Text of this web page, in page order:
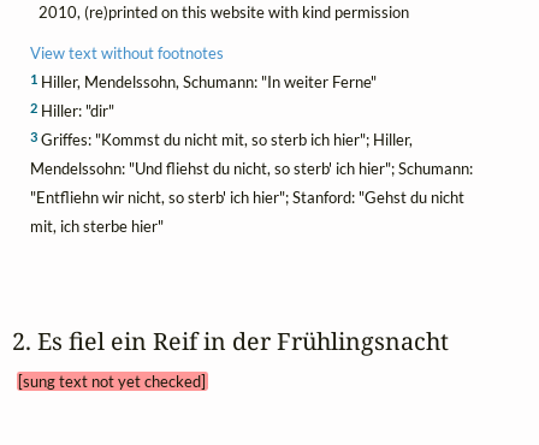
2010, (re)printed on this website with kind permission
View text without footnotes
1Hiller, Mendelssohn, Schumann: "In weiter Ferne"
2Hiller: "dir"
3Griffes: "Kommst du nicht mit, so sterb ich hier"; Hiller,
Mendelssohn: "Und fliehst du nicht, so sterb' ich hier"; Schumann:
"Entfliehn wir nicht, so sterb' ich hier"; Stanford: "Gehst du nicht
mit, ich sterbe hier"
2. Es fiel ein Reif in der Frühlingsnacht
[sung text not yet checked]